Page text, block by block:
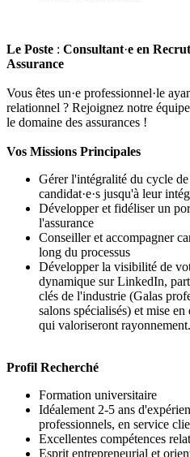
Le Poste : Consultant·e en
Assurance
Vous êtes un·e professionnel·le
relationnel ? Rejoignez notre
le domaine des assurances !
Vos Missions Principales
Gérer l'intégralité du cycle
candidat·e·s jusqu'à leur
Développer et fidéliser un
l'assurance
Conseiller et accompagner
long du processus
Développer la visibilité de
dynamique sur LinkedIn,
clés de l'industrie (Galas
salons spécialisés) et mise
qui valoriseront rayonnement.
Profil Recherché
Formation universitaire
Idéalement 2-5 ans
professionnels, en service
Excellentes compétences
Esprit entrepreneurial et